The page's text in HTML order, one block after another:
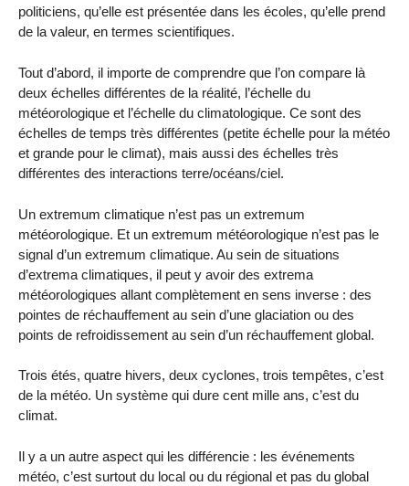
politiciens, qu’elle est présentée dans les écoles, qu’elle prend
de la valeur, en termes scientifiques.
Tout d’abord, il importe de comprendre que l’on compare là
deux échelles différentes de la réalité, l’échelle du
météorologique et l’échelle du climatologique. Ce sont des
échelles de temps très différentes (petite échelle pour la météo
et grande pour le climat), mais aussi des échelles très
différentes des interactions terre/océans/ciel.
Un extremum climatique n’est pas un extremum
météorologique. Et un extremum météorologique n’est pas le
signal d’un extremum climatique. Au sein de situations
d’extrema climatiques, il peut y avoir des extrema
météorologiques allant complètement en sens inverse : des
pointes de réchauffement au sein d’une glaciation ou des
points de refroidissement au sein d’un réchauffement global.
Trois étés, quatre hivers, deux cyclones, trois tempêtes, c’est
de la météo. Un système qui dure cent mille ans, c’est du
climat.
Il y a un autre aspect qui les différencie : les événements
météo, c’est surtout du local ou du régional et pas du global